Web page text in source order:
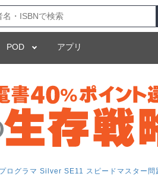
POD アプリ
ログラマ Silver SE11 スピードマスター